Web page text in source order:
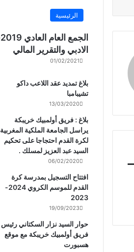
الرئيسية
الادبي والتقرير المالي
01/02/2021
بلاغ تمديد عقد اللاعب داكو
تشيبامبا
13/03/2020
بلاغ : فريق أولمبيك خريبكة
يراسل الجامعة الملكية المغربية
لكرة القدم احتجاجا على تحكيم
السيد عبد العزيز لمسلك .
06/02/2020
افتتاح التسجيل بمدرسة كرة
القدم للموسم الكروي 2024-
2023
19/09/2023
حوار السيد نزار السكتاني رئيس
فريق أولمبيك خريبكة مع موقع
هسبورت